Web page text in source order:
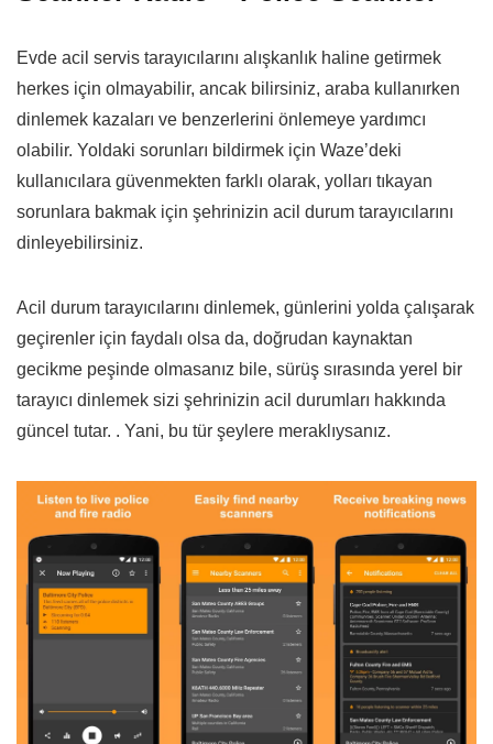
Evde acil servis tarayıcılarını alışkanlık haline getirmek
herkes için olmayabilir, ancak bilirsiniz, araba kullanırken
dinlemek kazaları ve benzerlerini önlemeye yardımcı
olabilir. Yoldaki sorunları bildirmek için Waze’deki
kullanıcılara güvenmekten farklı olarak, yolları tıkayan
sorunlara bakmak için şehrinizin acil durum tarayıcılarını
dinleyebilirsiniz.
Acil durum tarayıcılarını dinlemek, günlerini yolda çalışarak
geçirenler için faydalı olsa da, doğrudan kaynaktan
gecikme peşinde olmasanız bile, sürüş sırasında yerel bir
tarayıcı dinlemek sizi şehrinizin acil durumları hakkında
güncel tutar. . Yani, bu tür şeylere meraklıysanız.